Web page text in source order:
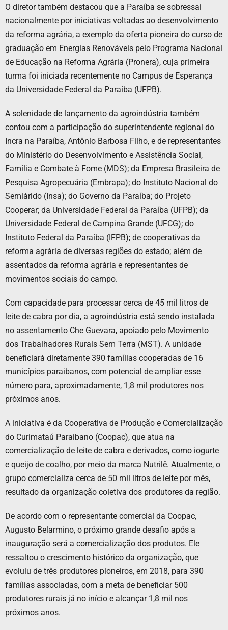
O diretor também destacou que a Paraíba se sobressai
nacionalmente por iniciativas voltadas ao desenvolvimento
da reforma agrária, a exemplo da oferta pioneira do curso de
graduação em Energias Renováveis pelo Programa Nacional
de Educação na Reforma Agrária (Pronera), cuja primeira
turma foi iniciada recentemente no Campus de Esperança
da Universidade Federal da Paraíba (UFPB).
A solenidade de lançamento da agroindústria também
contou com a participação do superintendente regional do
Incra na Paraíba, Antônio Barbosa Filho, e de representantes
do Ministério do Desenvolvimento e Assistência Social,
Família e Combate à Fome (MDS); da Empresa Brasileira de
Pesquisa Agropecuária (Embrapa); do Instituto Nacional do
Semiárido (Insa); do Governo da Paraíba; do Projeto
Cooperar; da Universidade Federal da Paraíba (UFPB); da
Universidade Federal de Campina Grande (UFCG); do
Instituto Federal da Paraíba (IFPB); de cooperativas da
reforma agrária de diversas regiões do estado; além de
assentados da reforma agrária e representantes de
movimentos sociais do campo.
Com capacidade para processar cerca de 45 mil litros de
leite de cabra por dia, a agroindústria está sendo instalada
no assentamento Che Guevara, apoiado pelo Movimento
dos Trabalhadores Rurais Sem Terra (MST). A unidade
beneficiará diretamente 390 famílias cooperadas de 16
municípios paraibanos, com potencial de ampliar esse
número para, aproximadamente, 1,8 mil produtores nos
próximos anos.
A iniciativa é da Cooperativa de Produção e Comercialização
do Curimataú Paraibano (Coopac), que atua na
comercialização de leite de cabra e derivados, como iogurte
e queijo de coalho, por meio da marca Nutrilê. Atualmente, o
grupo comercializa cerca de 50 mil litros de leite por mês,
resultado da organização coletiva dos produtores da região.
De acordo com o representante comercial da Coopac,
Augusto Belarmino, o próximo grande desafio após a
inauguração será a comercialização dos produtos. Ele
ressaltou o crescimento histórico da organização, que
evoluiu de três produtores pioneiros, em 2018, para 390
famílias associadas, com a meta de beneficiar 500
produtores rurais já no início e alcançar 1,8 mil nos
próximos anos.